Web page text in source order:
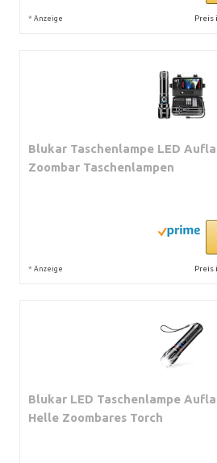
* Anzeige Preis
Blukar Taschenlampe LED
Zoombar Taschenlampen
* Anzeige Preis
Blukar LED Taschenlampe
Helle Zoombares Torch